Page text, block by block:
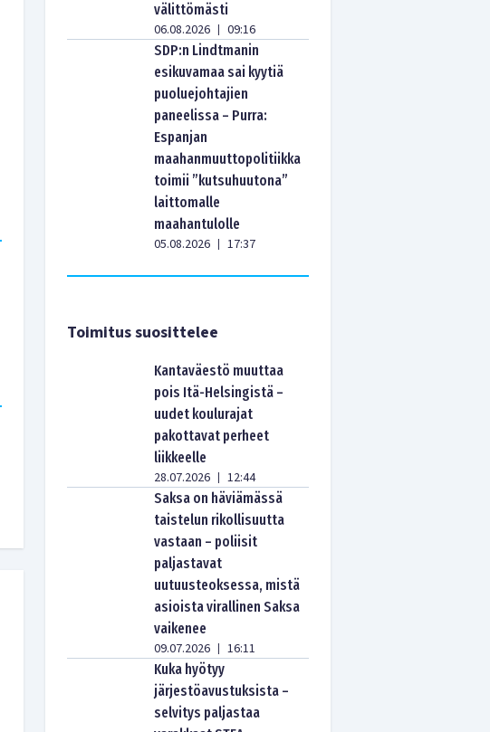
välittömästi
06.08.2026 | 09:16
SDP:n Lindtmanin
esikuvamaa sai kyytiä
puoluejohtajien
paneelissa – Purra:
Espanjan
maahanmuuttopolitiikka
toimii ”kutsuhuutona”
laittomalle
maahantulolle
05.08.2026 | 17:37
Toimitus suosittelee
Kantaväestö muuttaa
pois Itä-Helsingistä –
uudet koulurajat
pakottavat perheet
liikkeelle
28.07.2026 | 12:44
Saksa on häviämässä
taistelun rikollisuutta
vastaan – poliisit
paljastavat
uutuusteoksessa, mistä
asioista virallinen Saksa
vaikenee
09.07.2026 | 16:11
Kuka hyötyy
järjestöavustuksista –
selvitys paljastaa